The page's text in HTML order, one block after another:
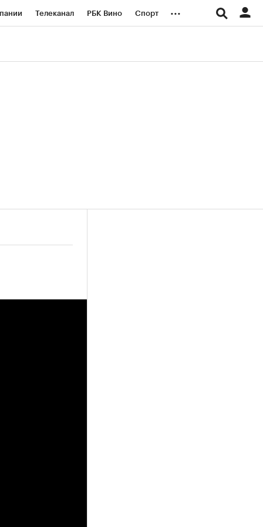
Телеканал РБК Вино Спорт ...